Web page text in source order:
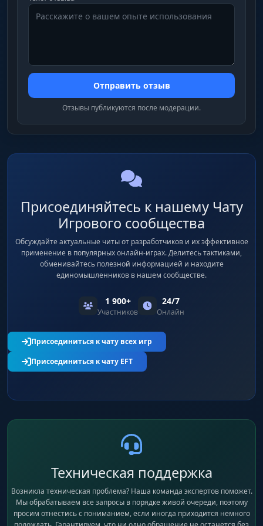
Turret Options
показ HP, оружия в турели, предупреждения
Landmines, Snap Trap (капканы)
Trap Chams
Chams-заливка для ловушек
Aimbot & Combat
Aimbot
обычная наводка на цель (Snap)
пули летят в цель без поворота камеры
(Magic Bullet)
улучшенный предикт для гранатометов
стрельба в сохраненную точку
Use Smoothing
сглаживание наводки (легитность)
Отправить отзыв
Отзывы публикуются после модерации.
Присоединяйтесь к нашему Чату
Игрового сообщества
Обсуждайте актуальные читы от разработчиков и их эффективное
применение в популярных онлайн-играх. Делитесь тактиками,
обменивайтесь полезной информацией и находите
единомышленников в нашем сообществе.
1 900+
Участников
24/7
Онлайн
Присоединиться к чату всех игр
Присоединиться к чату EFT
Техническая поддержка
Возникла техническая проблема? Наша команда экспертов поможет.
Мы обрабатываем все запросы в порядке живой очереди, поэтому
просим отнестись с пониманием, если иногда приходится немного